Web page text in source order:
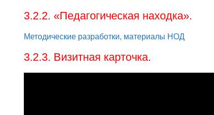
3.2.2. «Педагогическая находка».
Методические разработки, материалы НОД
3.2.3. Визитная карточка.